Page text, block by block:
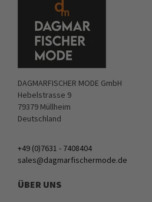
DAGMARFISCHER MODE GmbH
Hebelstrasse 9
79379 Müllheim
Deutschland
+49 (0)7631 - 7408404
sales@dagmarfischermode.de
ÜBER UNS